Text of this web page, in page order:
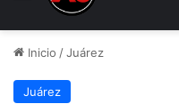
Inicio /Juárez
Juárez